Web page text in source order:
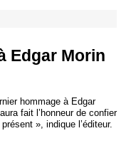
Edgar Morin
hommage à Edgar
fait l’honneur de confier
», indique l’éditeur.